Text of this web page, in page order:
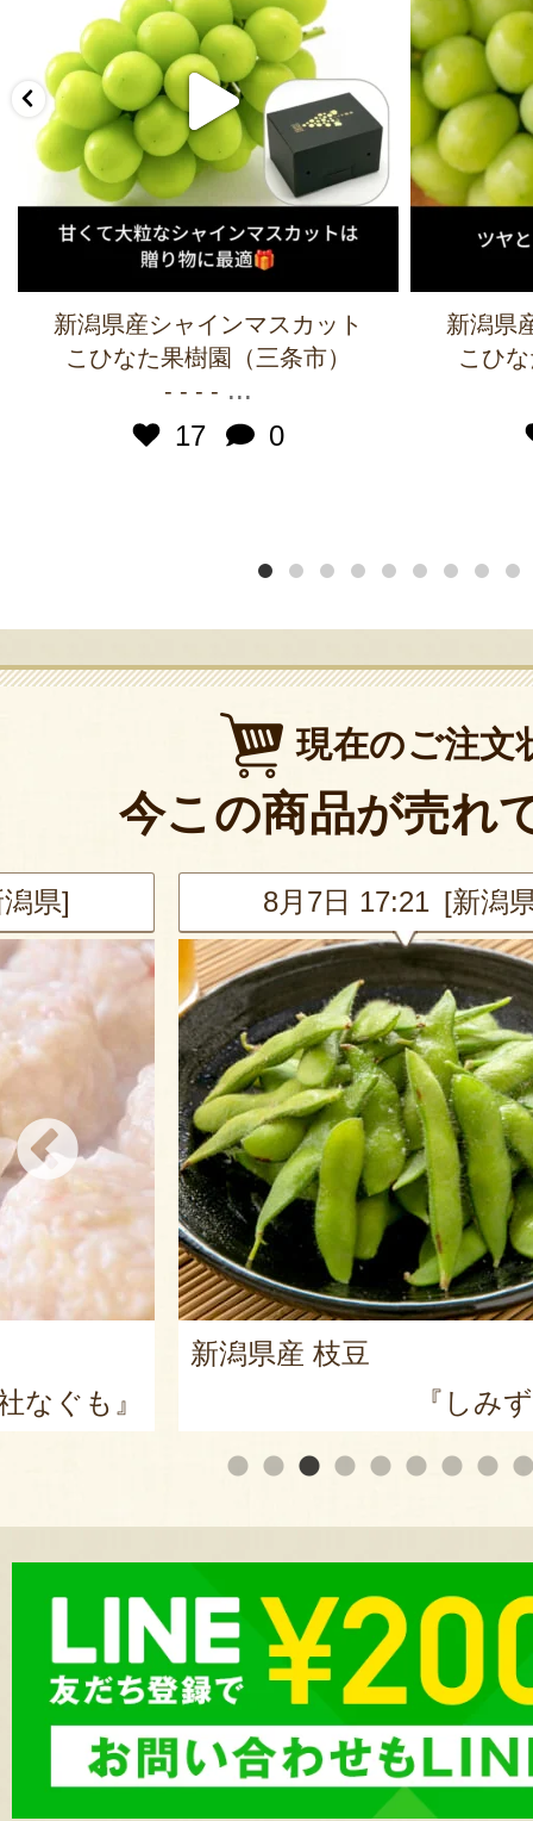
新潟県産シャインマスカット
こひなた果樹園（三条市）
- - - - ...
17
0
新潟県
こひ
現在のご注文
今この商品が売れ
県]
なぐも』
8月7日 17:21 [新潟
新潟県産 枝豆
『しみ